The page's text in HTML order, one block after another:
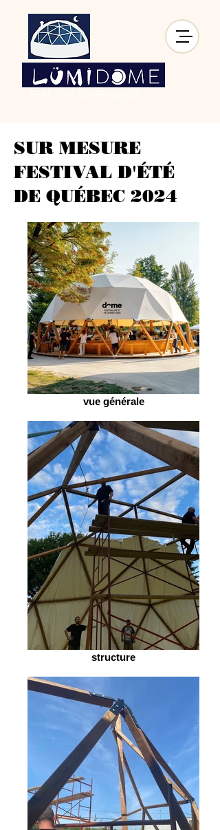
SUR MESURE
FESTIVAL D'ÉTÉ
DE QUÉBEC 2024
vue générale
structure